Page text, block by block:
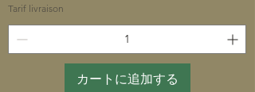
Tarif livraison
カートに追加する